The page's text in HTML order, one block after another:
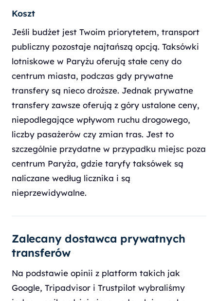
Koszt
Jeśli budżet jest Twoim priorytetem, transport
publiczny pozostaje najtańszą opcją. Taksówki
lotniskowe w Paryżu oferują stałe ceny do
centrum miasta, podczas gdy prywatne
transfery są nieco droższe. Jednak prywatne
transfery zawsze oferują z góry ustalone ceny,
niepodlegające wpływom ruchu drogowego,
liczby pasażerów czy zmian tras. Jest to
szczególnie przydatne w przypadku miejsc poza
centrum Paryża, gdzie taryfy taksówek są
naliczane według licznika i są
nieprzewidywalne.
Zalecany dostawca prywatnych
transferów
Na podstawie opinii z platform takich jak
Google, Tripadvisor i Trustpilot wybraliśmy